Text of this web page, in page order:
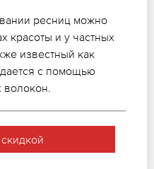
ресниц можно
красоты и у частных
известный как
с помощью
волокон.